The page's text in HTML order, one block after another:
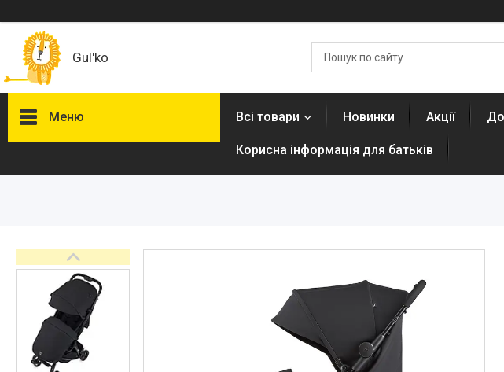
Gul'ko
Меню
ТОП товарів Пакунок Малюка
Підбірка товарів для малюка
до року (7000 грн)
Автокрісла
Дитячі візочки
Меблі дитячі
Всі товари Новинки Акції
Корисна інформація для батьків